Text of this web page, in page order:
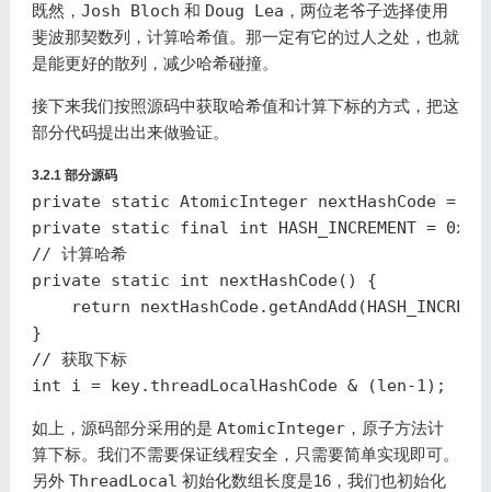
既然， Josh Bloch 和 Doug Lea ，两位老爷子选择使用
斐波那契数列，计算哈希值。那一定有它的过人之处，也就
是能更好的散列，减少哈希碰撞。
接下来我们按照源码中获取哈希值和计算下标的方式，把这
部分代码提出出来做验证。
3.2.1 部分源码
private static AtomicInteger nextHashCode =
private static final int HASH_INCREMENT =
// 计算哈希
private static int nextHashCode()
{
return
nextHashCode. getAndAdd (
}
// 获取下标
int
i = key. threadLocalHashCode & (len-1);
如上，源码部分采用的是 AtomicInteger，原子方法计
算下标。我们不需要保证线程安全，只需要简单实现即可。
另外 ThreadLocal 初始化数组长度是16，我们也初始化